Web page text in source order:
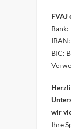
FVAJ
BIC:
wir
Ihre